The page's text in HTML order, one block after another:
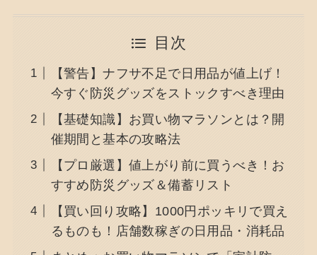
目次
【警告】ナフサ不足で日用品が値上げ！
今すぐ防災グッズをストックすべき理由
【基礎知識】お買い物マラソンとは？開
催期間と基本の攻略法
【プロ厳選】値上がり前に買うべき！お
すすめ防災グッズ＆備蓄リスト
【買い回り攻略】1000円ポッキリで買え
るものも！店舗数稼ぎの日用品・消耗品